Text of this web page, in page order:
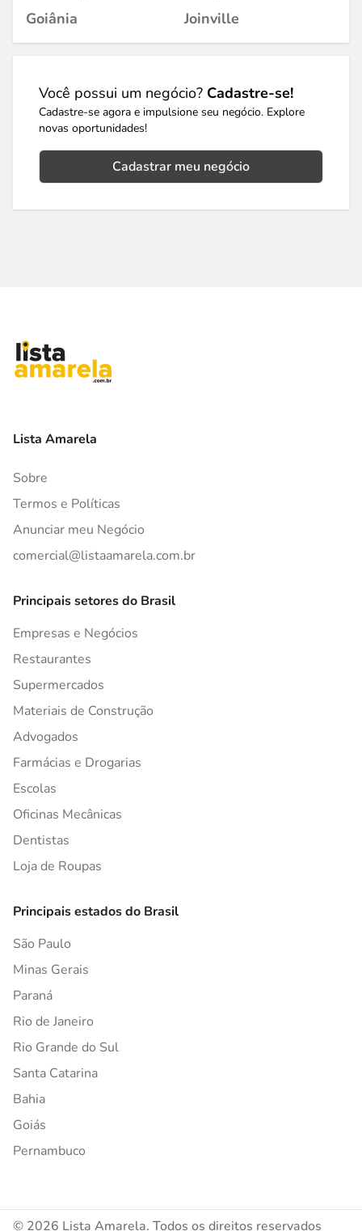
Goiânia
Joinville
Você possui um negócio? Cadastre-se!
Cadastre-se agora e impulsione seu negócio. Explore
novas oportunidades!
Cadastrar meu negócio
Lista Amarela
Sobre
Termos e Políticas
Anunciar meu Negócio
comercial@listaamarela.com.br
Principais setores do Brasil
Empresas e Negócios
Restaurantes
Supermercados
Materiais de Construção
Advogados
Farmácias e Drogarias
Escolas
Oficinas Mecânicas
Dentistas
Loja de Roupas
Principais estados do Brasil
São Paulo
Minas Gerais
Paraná
Rio de Janeiro
Rio Grande do Sul
Santa Catarina
Bahia
Goiás
Pernambuco
© 2026 Lista Amarela. Todos os direitos reservados